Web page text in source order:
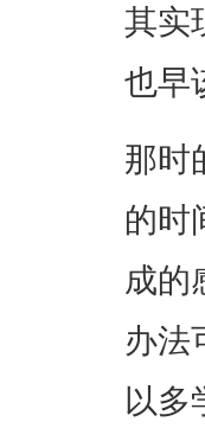
其实
也早
那时
的时
成的
办法
以多